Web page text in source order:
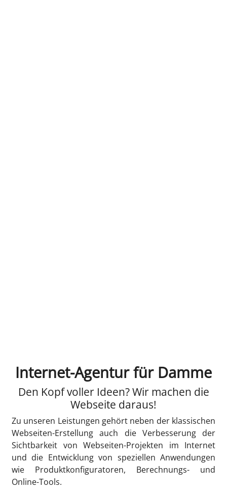
Internet-Agentur für Damme
Den Kopf voller Ideen? Wir machen die
Webseite daraus!
Zu unseren Leistungen gehört neben der klassischen
Webseiten-Erstellung auch die Verbesserung der
Sichtbarkeit von Webseiten-Projekten im Internet
und die Entwicklung von speziellen Anwendungen
wie Produktkonfiguratoren, Berechnungs- und
Online-Tools.